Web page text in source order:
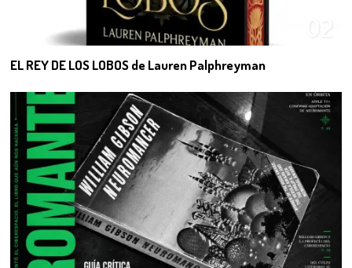
EL REY DE LOS LOBOS de Lauren Palphreyman